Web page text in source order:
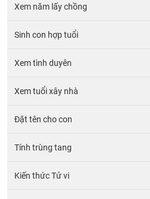
Xem năm lấy chồng
Sinh con hợp tuổi
Xem tình duyên
Xem tuổi xây nhà
Đặt tên cho con
Tính trùng tang
Kiến thức Tử vi